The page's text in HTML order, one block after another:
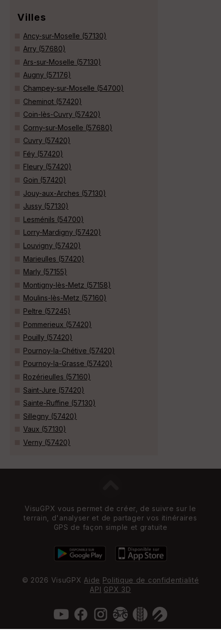
Villes
Ancy-sur-Moselle (57130)
Arry (57680)
Ars-sur-Moselle (57130)
Augny (57176)
Champey-sur-Moselle (54700)
Cheminot (57420)
Coin-lès-Cuvry (57420)
Corny-sur-Moselle (57680)
Cuvry (57420)
Féy (57420)
Fleury (57420)
Goin (57420)
Jouy-aux-Arches (57130)
Jussy (57130)
Lesménils (54700)
Lorry-Mardigny (57420)
Louvigny (57420)
Marieulles (57420)
Marly (57155)
Montigny-lès-Metz (57158)
Moulins-lès-Metz (57160)
Peltre (57245)
Pommerieux (57420)
Pouilly (57420)
Pournoy-la-Chétive (57420)
Pournoy-la-Grasse (57420)
Rozérieulles (57160)
Saint-Jure (57420)
Sainte-Ruffine (57130)
Sillegny (57420)
Vaux (57130)
Verny (57420)
VisuGPX vous permet de créer, de suivre sur le
terrain, d'analyser et de partager vos itinéraires
GPS de façon simple et gratuite
© 2026 VisuGPX Aide Politique de confidentialité
API GPX 3D